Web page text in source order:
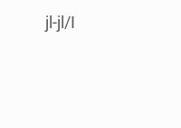
jl-jl/I